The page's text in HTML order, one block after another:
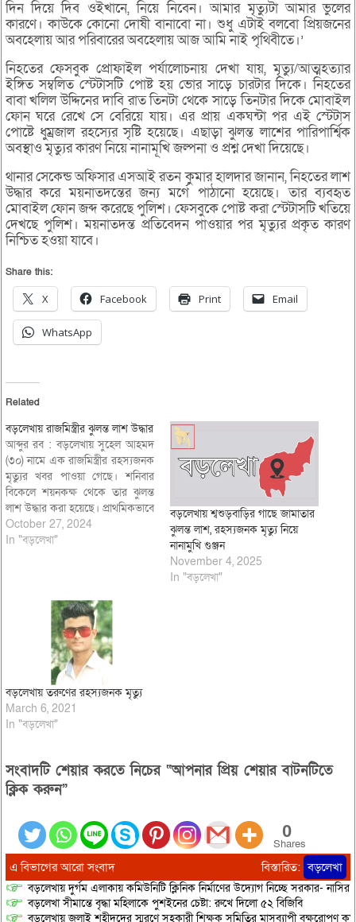
দিন দিয়ে দিব ওইখানে, নিয়ে নিবেন। আমার মৃত্যুটা আমার ভুলের
কারণে। কাউকে কোনো দোষী বানাবো না। শুধু এটাই বলবো প্রিয়জনের
অবহেলায় আর পরিবারের অবহেলায় আজ আমি নাই পৃথিবীতে।’
নিহতের ফেসবুক প্রোফাইল পর্যালোচনায় দেখা যায়, মৃত্যু/আত্মহত্যার
ইঙ্গিত সম্বলিত স্টেটাসটি পোষ্ট হয় ভোর সাড়ে চারটার দিকে। নিহতের
বাবা খলিল উদ্দিনের দাবি রাত তিনটা থেকে সাড়ে তিনটার দিকে মোবাইল
ফোন ঘরে রেখে সে বেরিয়ে যায়। এর প্রায় একঘন্টা পর এই স্টেটাস
পোষ্টে ধুম্রজাল রহস্যের সৃষ্টি হয়েছে। এছাড়া ঝুলন্ত লাশের পারিপার্শ্বিক
অবস্থাও মৃত্যুর কারণ নিয়ে নানামূখি জল্পনা ও প্রশ্ন দেখা দিয়েছে।
থানার সেকেন্ড অফিসার এসআই রতন কুমার হালদার জানান, নিহতের লাশ
উদ্ধার করে ময়নাতদন্তের জন্য মর্গে পাঠানো হয়েছে। তার ব্যবহৃত
মোবাইল ফোন জব্দ করেছে পুলিশ। ফেসবুকে পোষ্ট করা স্টেটাসটি খতিয়ে
দেখছে পুলিশ। ময়নাতদন্ত প্রতিবেদন পাওয়ার পর মৃত্যুর প্রকৃত কারণ
নিশ্চিত হওয়া যাবে।
Share this:
X Facebook Print Email
WhatsApp
Related
বড়লেখায় রাজমিস্ত্রীর ঝুলন্ত লাশ উদ্ধার
আব্দুর রব : বড়লেখায় সুহেল আহমদ
(৩০) নামে এক রাজমিস্ত্রীর রহস্যজনক
মৃত্যুর খবর পাওয়া গেছে। শনিবার
বিকেলে শয়নকক্ষ থেকে তার ঝুলন্ত
লাশ উদ্ধার করা হয়েছে। প্রাথমিকভাবে
ধারণা করা হচ্ছে, মানষিক কোনো
চাপে তিনি আত্মহত্যা করেছেন। তবে,
October 27, 2024
In "বড়লেখা"
বড়লেখায় শ্বশুড়বাড়ির গাছে জামাতার
ঝুলন্ত লাশ, রহস্যজনক মৃত্যু নিয়ে
নানামুখি গুঞ্জন
November 4, 2025
In "বড়লেখা"
বড়লেখায় তরুণের রহস্যজনক মৃত্যু
March 6, 2021
In "বড়লেখা"
সংবাদটি শেয়ার করতে নিচের “আপনার প্রিয় শেয়ার বাটনটিতে
ক্লিক করুন”
0
Shares
এ বিভাগের আরো সংবাদ বিস্তারিত: বড়লেখা
বড়লেখায় দুর্গম এলাকায় কমিউনিটি ক্লিনিক নির্মাণের উদ্যোগ নিচ্ছে সরকার-
বড়লেখা সীমান্তে বৃদ্ধা মহিলাকে পুশইনের চেষ্টা: রুখে দিলো ৫২ বিজিবি
বড়লেখায় জুলাই শহীদদের স্মরণে সহকারী শিক্ষক সমিতির মাসব্যাপী বৃক্ষরোপণ